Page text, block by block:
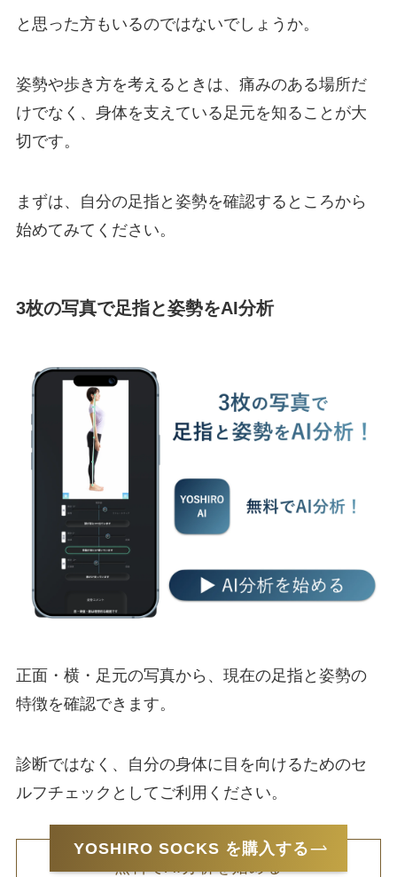
YOSHIRO SOCKS を購入する
と思った方もいるのではないでしょうか。
姿勢や歩き方を考えるときは、痛みのある場所だ
けでなく、身体を支えている足元を知ることが大
切です。
まずは、自分の足指と姿勢を確認するところから
始めてみてください。
3枚の写真で足指と姿勢をAI分析
正面・横・足元の写真から、現在の足指と姿勢の
特徴を確認できます。
診断ではなく、自分の身体に目を向けるためのセ
ルフチェックとしてご利用ください。